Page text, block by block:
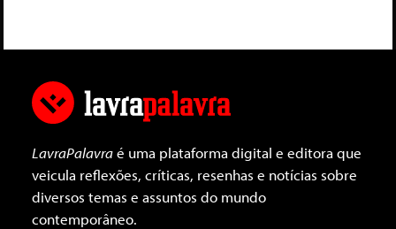
LavraPalavraé uma plataforma digital e editora que
veicula reflexões, críticas, resenhas e notícias sobre
diversos temas e assuntos do mundo
contemporâneo.